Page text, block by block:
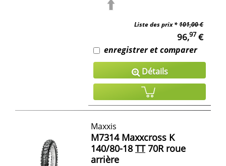
Liste des prix *101,00 €
96,97 €
enregistrer et comparer
Détails
Maxxis
M7314 Maxxcross K
140/80-18 TT70R roue
arrière